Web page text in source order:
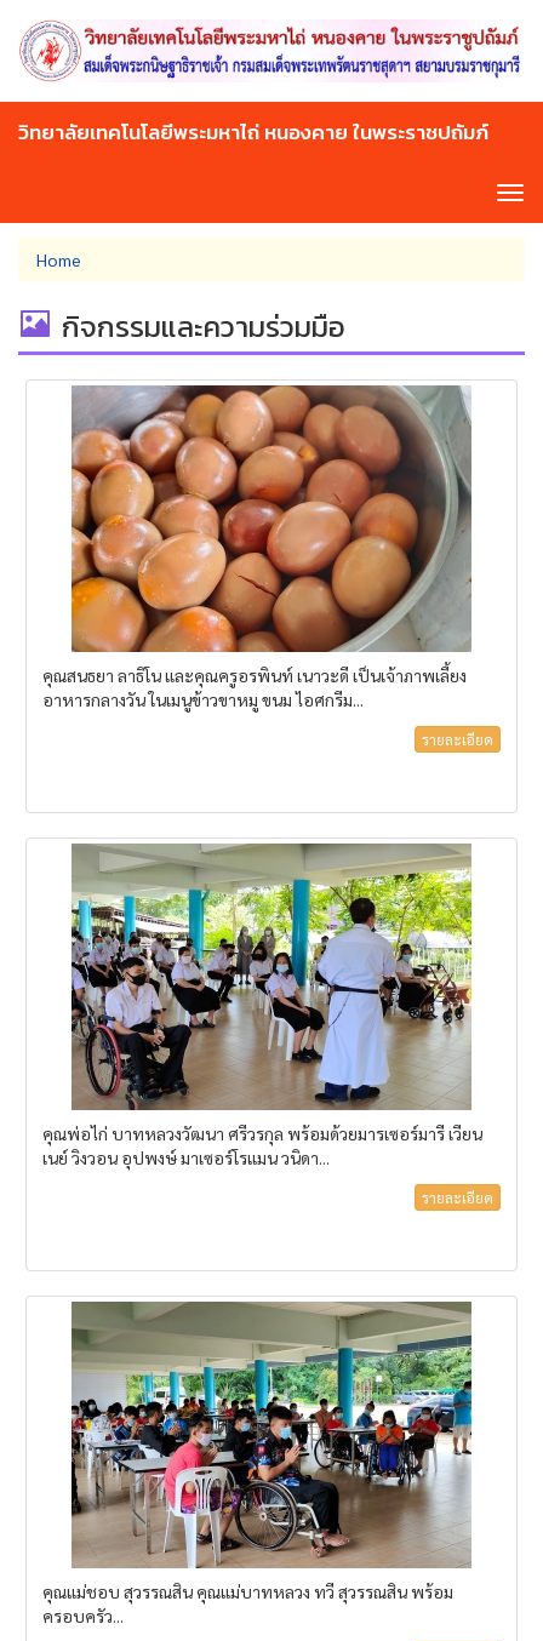
main
content
วิทยาลัยเทคโนโลยีพระมหาไถ่ หนองคาย ในพระราชปถัมภ์
You
are
here
Home
กิจกรรมและความร่วมมือ
คุณสนธยา ลาธิโน และคุณครูอรพินท์ เนาวะดี เป็นเจ้าภาพเลี้ยง
อาหารกลางวัน ในเมนูข้าวขาหมู ขนม ไอศกรีม...
รายละเอียด
คุณพ่อไก่ บาทหลวงวัฒนา ศรีวรกุล พร้อมด้วยมารเซอร์มารี เวียน
เนย์ วิงวอน อุปพงษ์ มาเซอร์โรแมน วนิดา...
รายละเอียด
คุณแม่ชอบ สุวรรณสิน คุณแม่บาทหลวง ทวี สุวรรณสิน พร้อม
ครอบครัว...